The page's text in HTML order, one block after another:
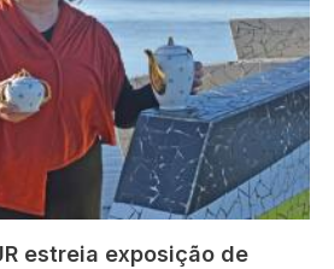
estreia exposição de